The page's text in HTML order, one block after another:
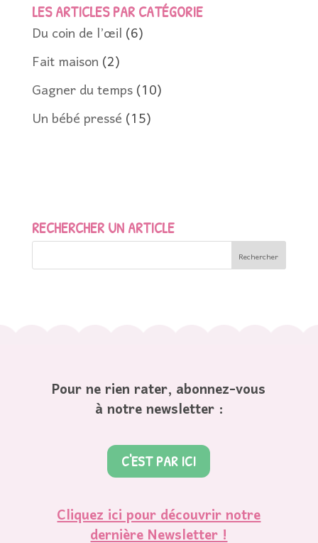
LES ARTICLES PAR CATÉGORIE
Du coin de l’œil(6)
Fait maison(2)
Gagner du temps(10)
Un bébé pressé(15)
RECHERCHER UN ARTICLE
Pour ne rien rater, abonnez-vous
à notre newsletter :
C'EST PAR ICI
Cliquez ici pour découvrir notre
dernière Newsletter !